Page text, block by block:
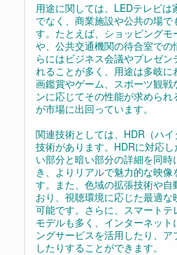
用途に関しては、LEDテレビは
でなく、商業施設や公共の場で
す。たとえば、ショッピングモ
や、公共交通機関の待合室での
らにはビジネス会議やプレゼン
れることが多く、用途は多岐
画鑑賞やゲーム、スポーツ観戦
ンに応じてその性能が求めら
が市場に出回っています。
関連技術としては、HDR（ハイ
技術があります。HDRに対応
い部分と暗い部分の詳細を同
き、よりリアルで魅力的な映像
す。また、色域の拡張技術や自
おり、視聴環境に応じた最適
可能です。さらに、スマートテ
モデルも多く、インターネット
ングサービスを活用したり、
したりすることができます。